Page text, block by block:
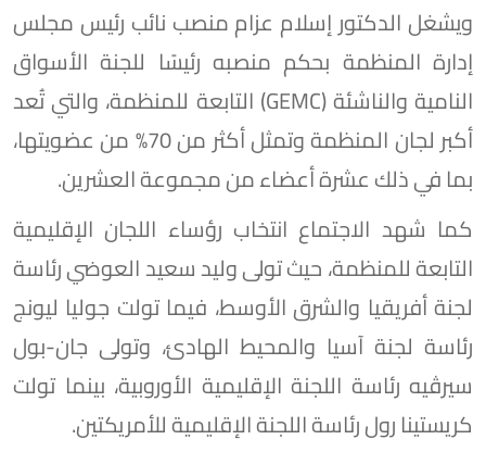
ويشغل الدكتور إسلام عزام منصب نائب رئيس مجلس
إدارة المنظمة بحكم منصبه رئيسًا للجنة الأسواق
النامية والناشئة (GEMC) التابعة للمنظمة، والتي تُعد
أكبر لجان المنظمة وتمثل أكثر من 70% من عضويتها،
بما في ذلك عشرة أعضاء من مجموعة العشرين.
كما شهد الاجتماع انتخاب رؤساء اللجان الإقليمية
التابعة للمنظمة، حيث تولى وليد سعيد العوضي رئاسة
لجنة أفريقيا والشرق الأوسط، فيما تولت جوليا ليونج
رئاسة لجنة آسيا والمحيط الهادئ، وتولى جان-بول
سيرڤيه رئاسة اللجنة الإقليمية الأوروبية، بينما تولت
كريستينا رول رئاسة اللجنة الإقليمية للأمريكتين.